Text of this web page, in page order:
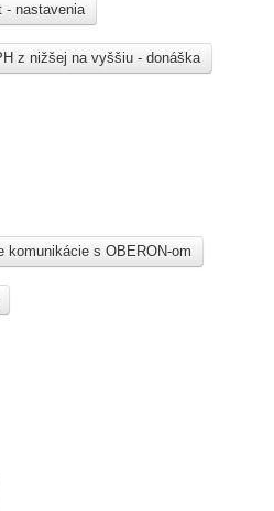
- nastavenia
z nižšej na vyššiu - donáška
komunikácie s OBERON-om